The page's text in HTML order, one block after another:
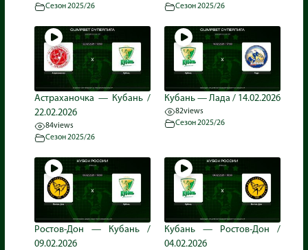
Сезон 2025/26
Сезон 2025/26
Астраханочка — Кубань /
22.02.2026
84views
Сезон 2025/26
Кубань — Лада / 14.02.2026
82views
Сезон 2025/26
Ростов-Дон — Кубань /
09.02.2026
Кубань — Ростов-Дон /
04.02.2026